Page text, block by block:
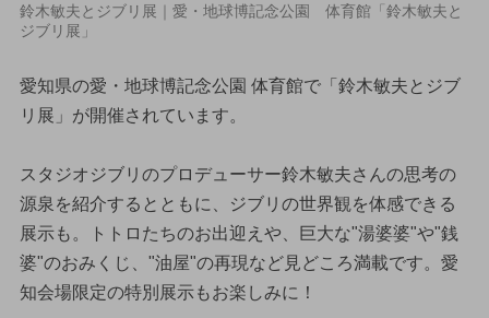
鈴木敏夫とジブリ展｜愛・地球博記念公園 体育館「鈴木敏夫と
ジブリ展」
愛知県の愛・地球博記念公園 体育館で「鈴木敏夫とジブ
リ展」が開催されています。
スタジオジブリのプロデューサー鈴木敏夫さんの思考の
源泉を紹介するとともに、ジブリの世界観を体感できる
展示も。トトロたちのお出迎えや、巨大な"湯婆婆"や"銭
婆"のおみくじ、"油屋"の再現など見どころ満載です。愛
知会場限定の特別展示もお楽しみに！